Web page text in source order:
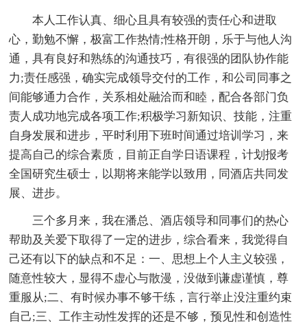
本人工作认真、细心且具有较强的责任心和进取
心，勤勉不懈，极富工作热情;性格开朗，乐于与他人沟
通，具有良好和熟练的沟通技巧，有很强的团队协作能
力;责任感强，确实完成领导交付的工作，和公司同事之
间能够通力合作，关系相处融洽而和睦，配合各部门负
责人成功地完成各项工作;积极学习新知识、技能，注重
自身发展和进步，平时利用下班时间通过培训学习，来
提高自己的综合素质，目前正自学日语课程，计划报考
全国研究生硕士，以期将来能学以致用，同酒店共同发
展、进步。
三个多月来，我在潘总、酒店领导和同事们的热心
帮助及关爱下取得了一定的进步，综合看来，我觉得自
己还有以下的缺点和不足：一、思想上个人主义较强，
随意性较大，显得不虚心与散漫，没做到谦虚谨慎，尊
重服从;二、有时候办事不够干练，言行举止没注重约束
自己;三、工作主动性发挥的还是不够，预见性和创造性